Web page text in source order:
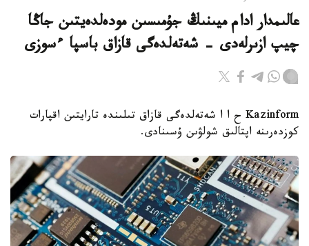
عالىمدار ادام ميىنىڭ جۇمىسىن مودەلدەيتىن جاڭا
چيپ ازىرلەدى - شەتەلدەگى قازاق باسپا ءسوزى
Kazinform ح ا ا شەتەلدەگى قازاق تىلىندە تارايتىن اقپارات
كوزدەرىنە اپتالىق شولۋىن ۇسىنادى.